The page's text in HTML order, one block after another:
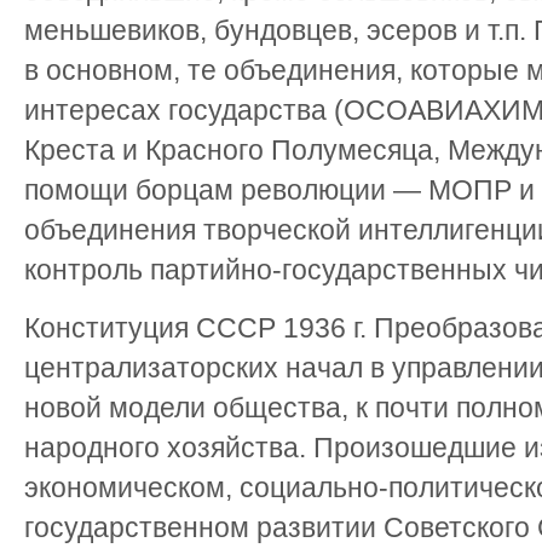
меньшевиков, бундовцев, эсеров и
в основном, те объединения, которые
интересах государства
Креста и Красного Полумесяца,
помощи борцам революции — МОПР и
объединения творческой
контроль партийно-государственных
Конституция СССР 1936 г.
централизаторских начал в
новой модели общества, к почти
народного хозяйства. Произошедшие
экономическом, социально-
государственном развитии